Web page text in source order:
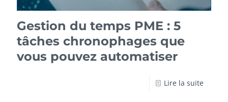
Gestion du temps PME : 5
tâches chronophages que
vous pouvez automatiser
Lire la suite